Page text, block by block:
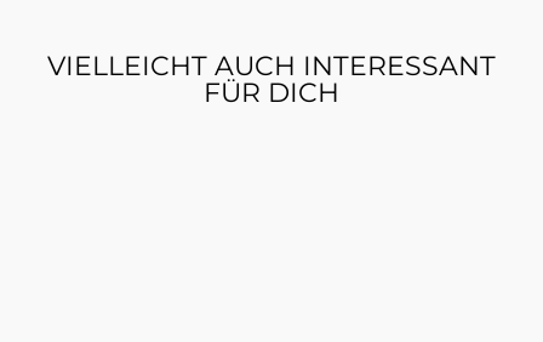
VIELLEICHT AUCH INTERESSANT
FÜR DICH